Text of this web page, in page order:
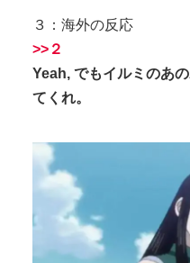
３：海外の反応
>>２
Yeah, でもイルミのあ
てくれ。